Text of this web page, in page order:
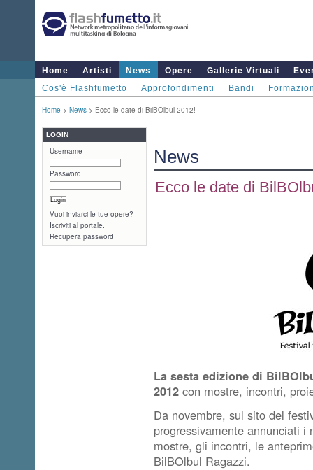
Home Artisti News Opere Gallerie Virtuali
Cos'è Flashfumetto
Approfondimenti Bandi
Home > News > Ecco le date di BilBOlbul 2012!
LOGIN
Username
Password
Vuoi inviarci le tue opere?
Iscriviti al portale.
Recupera password
News
Ecco le date di
La sesta edizione di
2012 con mostre, incontri,
Da novembre, sul sito del
progressivamente annunciati
mostre, gli incontri, le
BilBOlbul Ragazzi.